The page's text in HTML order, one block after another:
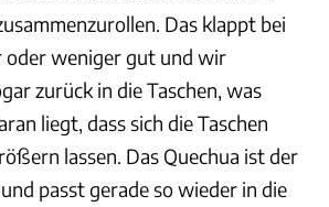
Das klappt bei
oder weniger gut und wir
zurück in die Taschen, was
liegt, dass sich die Taschen
lassen. Das Quechua ist der
passt gerade so wieder in die